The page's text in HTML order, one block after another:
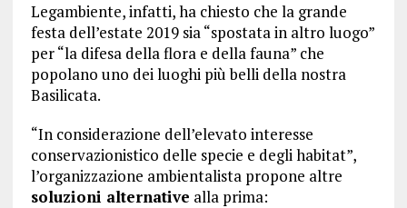
Legambiente, infatti, ha chiesto che la grande
festa dell’estate 2019 sia “spostata in altro luogo”
per “la difesa della flora e della fauna” che
popolano uno dei luoghi più belli della nostra
Basilicata.
“In considerazione dell’elevato interesse
conservazionistico delle specie e degli habitat”,
l’organizzazione ambientalista propone altre
soluzioni alternative alla prima: